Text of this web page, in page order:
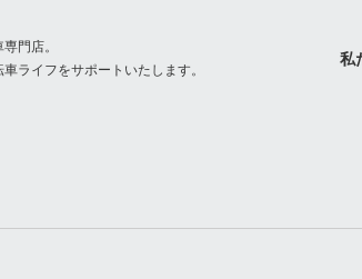
門店。
ライフをサポートいたします。
私